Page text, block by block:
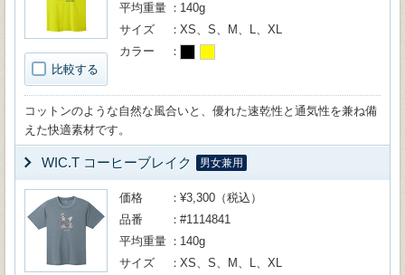
比較する
平均重量
140g
サイズ
XS、S、M、L、XL
カラー
コットンのような自然な風合いと、優れた速乾性と通気性を兼ね備
えた快適素材です。
WIC.T コーヒーブレイク 男女兼用
価格
¥3,300（税込）
品番
#1114841
平均重量
140g
サイズ
XS、S、M、L、XL